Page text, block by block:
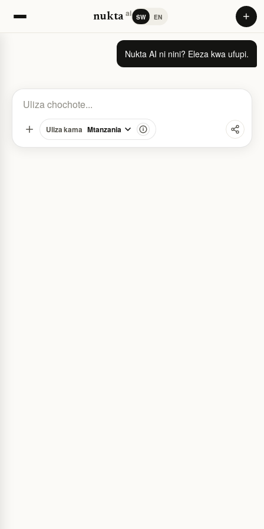
nuktaai SW EN +
Nukta AI ni nini — Nukta AI
Nukta AI ni nini? Eleza kwa ufupi.
Uliza kama